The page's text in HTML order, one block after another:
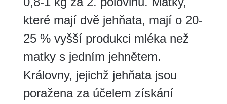
které mají dvě jehňata, mají o 20-
25 % vyšší produkci mléka než
matky s jedním jehnětem.
Královny, jejichž jehňata jsou
poražena za účelem získání